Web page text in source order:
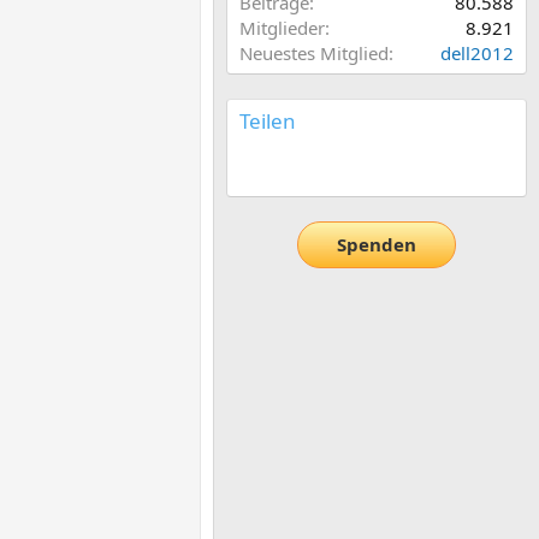
Mitglieder
8.921
Neuestes Mitglied
dell2012
Teilen
Spenden